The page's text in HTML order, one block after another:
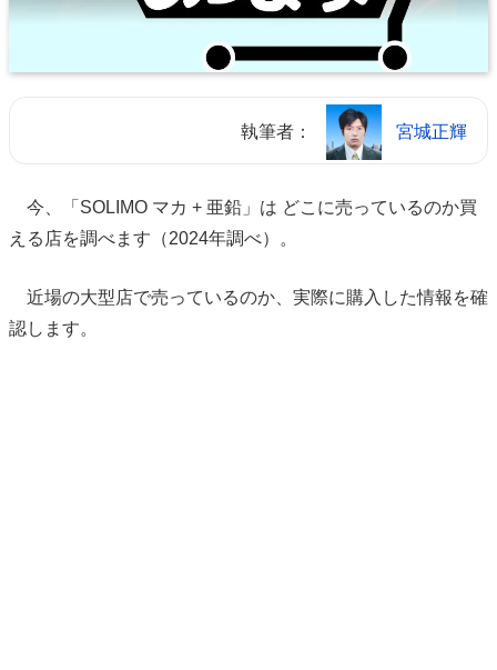
執筆者： 宮城正輝
今、「SOLIMO マカ + 亜鉛」は どこに売っているのか買
える店を調べます（2024年調べ）。
近場の大型店で売っているのか、実際に購入した情報を確
認します。